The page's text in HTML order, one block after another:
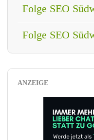
Folge SEO
Folge SEO
ANZEIGE